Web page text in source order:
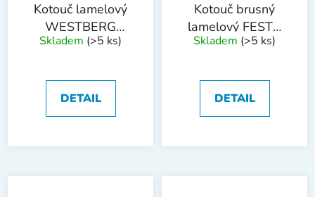
Kotouč lamelový
WESTBERG
150mm P120
Skladem (>5 ks)
DETAIL
Kotouč brusný
lamelový FESTA
115 P40
Skladem (>5 ks)
DETAIL